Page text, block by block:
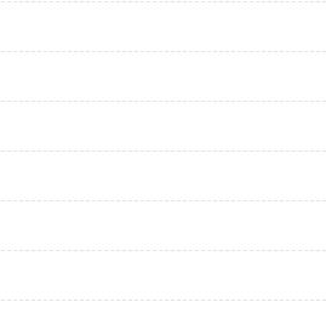
沙子里。醒来后，她绑定了一个
，转生者记忆恢复，即将被世界
力将本世界重要人物变为你的挚
活吧！并附上一本《偷摸大鸡养
人女们对于少年漫挚友羁绊套路
完：好怪，怎么全都黏黏糊糊
经挚友吗？系统：我们少年漫是
下就好。行吧。本着活下去最重